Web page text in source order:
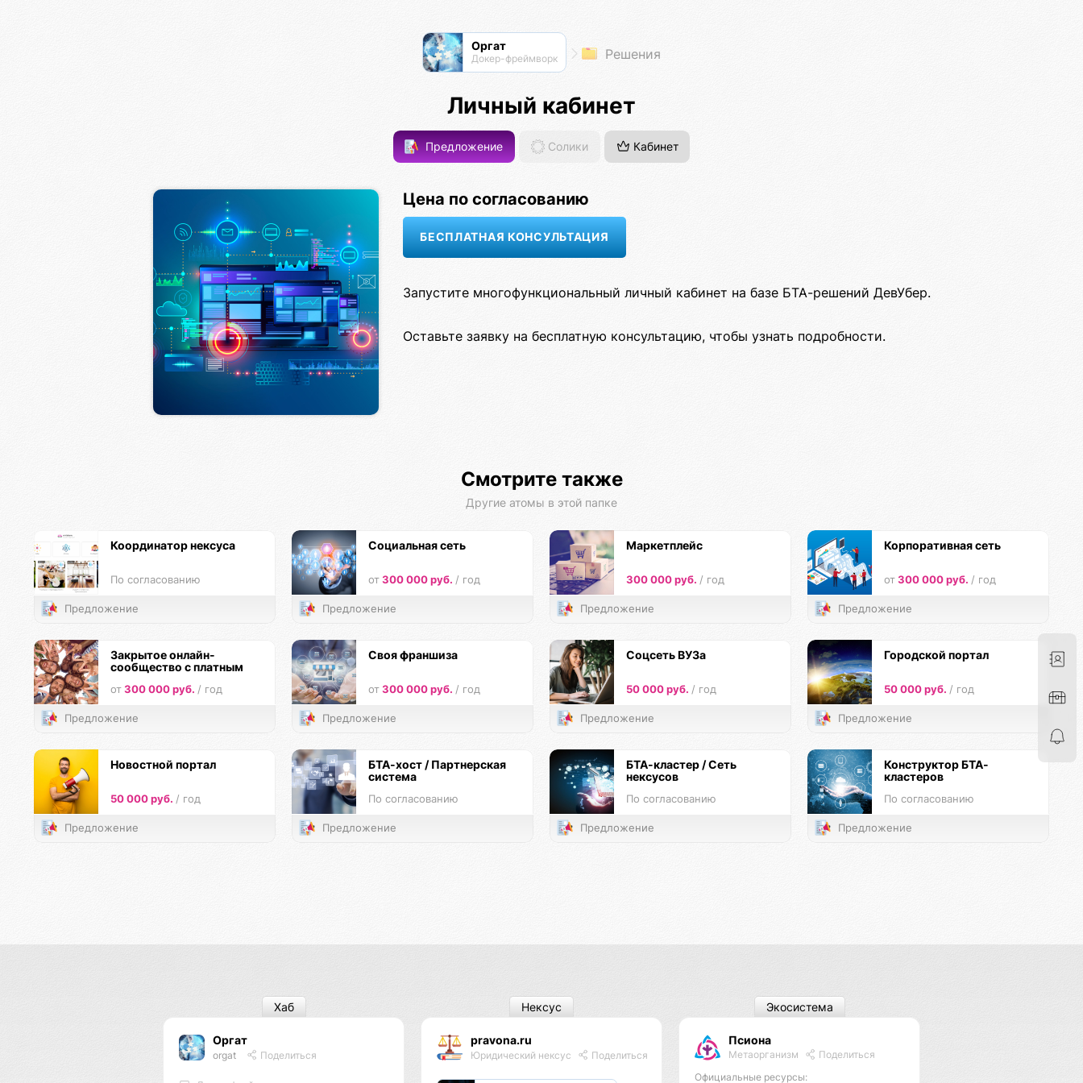
Оргат
Докер-фреймворк Решения
Личный кабинет
Предложение Солики Кабинет
Цена по согласованию
Запустите многофункциональный личный кабинет на базе БТА-решений ДевУбер.
Оставьте заявку на бесплатную консультацию, чтобы узнать подробности.
Смотрите также
Другие атомы в этой папке
Координатор нексуса
По согласованию
Предложение
Социальная сеть
от 300 000 руб. / год
Предложение
Маркетплейс
300 000 руб. / год
Предложение
Корпоративная сеть
от 300 000 руб. / год
Предложение
Закрытое онлайн-
сообщество с платным
от 300 000 руб. / год
Предложение
Своя франшиза
от 300 000 руб. / год
Предложение
Соцсеть ВУЗа
50 000 руб. / год
Предложение
Городской портал
50 000 руб. / год
Предложение
Новостной портал
50 000 руб. / год
Предложение
БТА-хост / Партнерская
система
По согласованию
Предложение
БТА-кластер / Сеть
нексусов
По согласованию
Предложение
Конструктор БТА-
кластеров
По согласованию
Предложение
Оргат
orgat Поделиться
Хаб
pravona.ru
Юридический нексус Поделиться
Нексус
Псиона
Метаорганизм
Поделиться
Официальные ресурсы:
Экосистема